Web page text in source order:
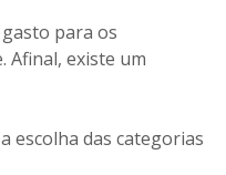
para os
Afinal, existe um
escolha das categorias